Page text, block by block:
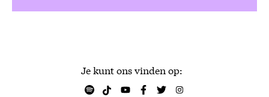
Je kunt ons vinden op: